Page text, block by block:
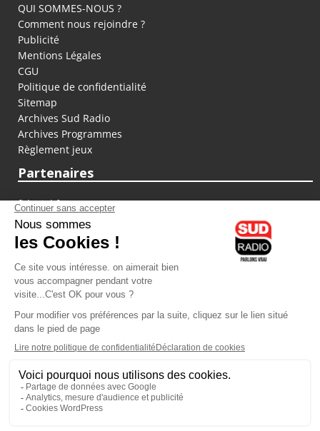
QUI SOMMES-NOUS ?
Comment nous rejoindre ?
Publicité
Mentions Légales
CGU
Politique de confidentialité
Sitemap
Archives Sud Radio
Archives Programmes
Règlement jeux
Partenaires
fiducial.fr
lyoncapitale.fr
olympique-et-lyonnais.com
L'application Iphone / Android
Téléchargez l'application
Les cookies
Gestion des cookies
Crédit photos : ©Sud Radio / Pierre Olivier